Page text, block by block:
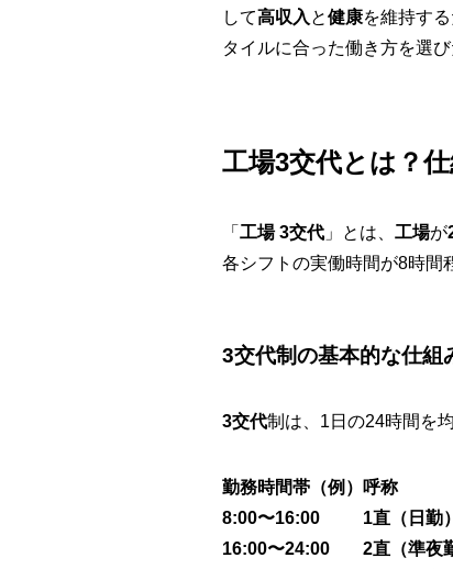
して高収入 と健康を維持す
タイルに合った働き方を選
工場3交代とは？
「 工場 3交代 」とは、 工場が
各シフトの実働時間が8時間
3交代制の基本的な仕組
3交代制は、1日の24時間を
勤務時間帯（例） 呼称
8:00〜16:00
1直（日勤）
16:00〜24:00
2直（準夜